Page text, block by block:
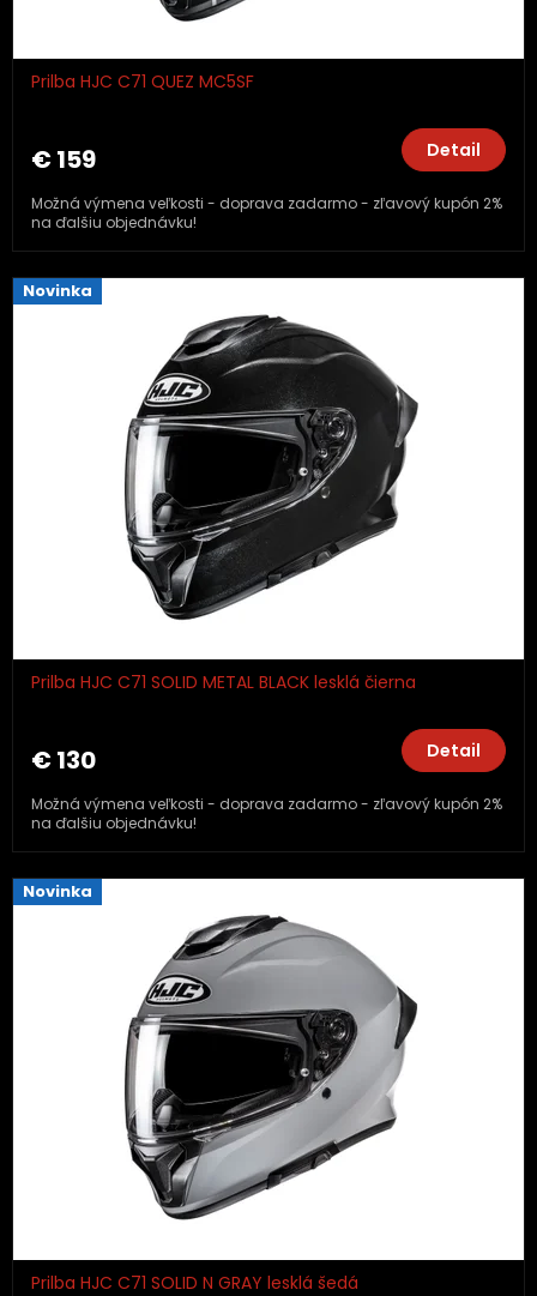
Prilba HJC C71 QUEZ MC5SF
€ 159 Detail
Možná výmena veľkosti - doprava zadarmo - zľavový kupón 2%
na ďalšiu objednávku!
Novinka
Prilba HJC C71 SOLID METAL BLACK lesklá čierna
€ 130 Detail
Možná výmena veľkosti - doprava zadarmo - zľavový kupón 2%
na ďalšiu objednávku!
Novinka
Prilba HJC C71 SOLID N GRAY lesklá šedá